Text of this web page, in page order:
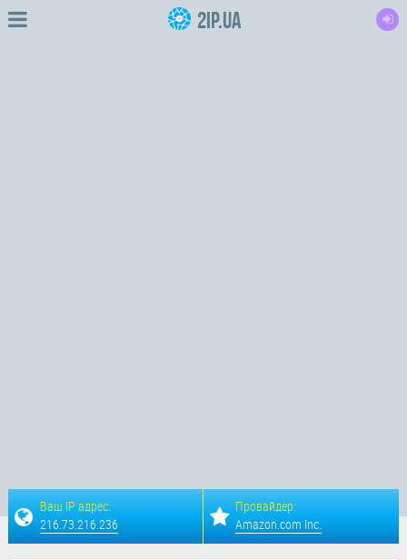
2IP.ua
Ваш IP адрес:
216.73.216.236
Провайдер:
Amazon.com Inc.